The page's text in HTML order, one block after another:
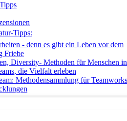
Tipps:
- denn es gibt ein Leben vor dem
Friebe
Diversity- Methoden für Menschen in
die Vielfalt erleben
Methodensammlung für